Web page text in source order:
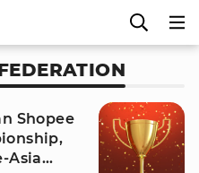
Shopee
Asia